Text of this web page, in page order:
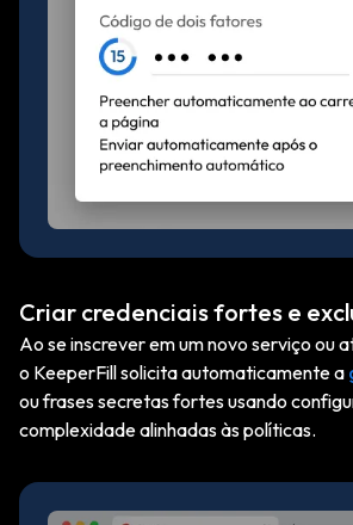
Criar credenciais fortes e
Ao se inscrever em um novo serviço ou
o KeeperFill solicita automaticamente a
ou frases secretas fortes usando
complexidade alinhadas às políticas.